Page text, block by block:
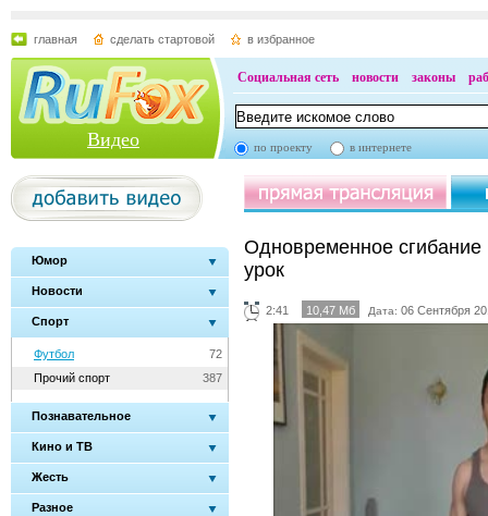
главная сделать стартовой в избранное
Видео
Социальная сеть новости законы
по проекту в интернете
Юмор
Новости
Спорт
72
Футбол
387
Прочий спорт
Познавательное
Кино и ТВ
Жесть
Разное
Одновременное сгибание
урок
2:41 10,47 Мб Дата: 06 Сентября